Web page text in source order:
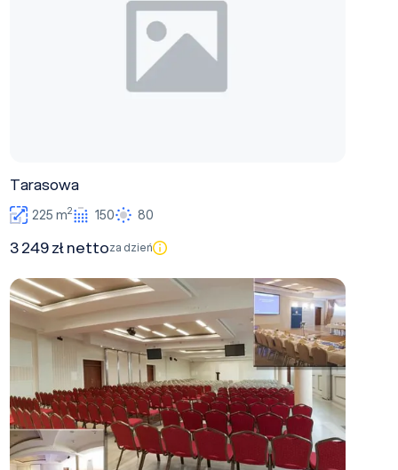
Tarasowa
225 m2 150 80
3 249 zł nettoza dzień
Kongresowa B